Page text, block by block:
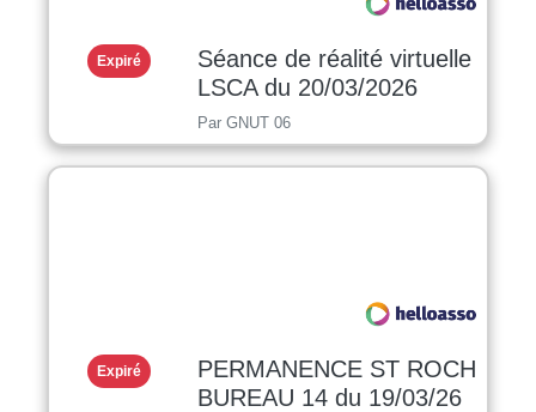
Expiré
Séance de réalité virtuelle
LSCA du 20/03/2026
Par GNUT 06
Expiré
PERMANENCE ST ROCH
BUREAU 14 du 19/03/26